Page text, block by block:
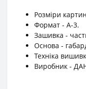
Розміри
Формат - А-3.
Зашивка -
Основа -
Техніка
Виробник -